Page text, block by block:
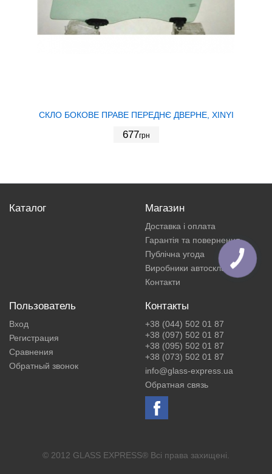
СКЛО БОКОВЕ ПРАВЕ ПЕРЕДНЄ ДВЕРНЕ, XINYI
677грн
Каталог Магазин
Доставка і оплата
Гарантія та повернення
Публічна угода
Виробники автоскла
Контакти
Пользователь
Вход
Регистрация
Сравнения
Обратный звонок
Контакты
+38 (044) 502 01 87
+38 (097) 502 01 87
+38 (095) 502 01 87
+38 (073) 502 01 87
info@glass-express.ua
Обратная связь
© 2012 GLASS EXPRESS® Всі права захищені.